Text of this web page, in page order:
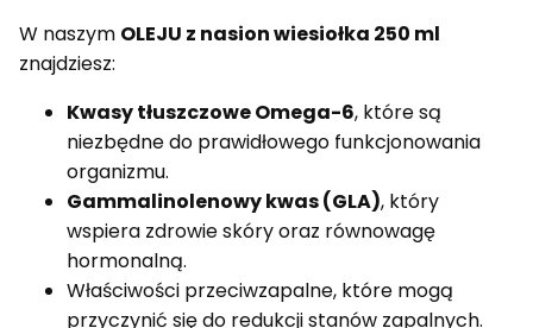
W naszym OLEJU z nasion wiesiołka 250 ml
znajdziesz:
Kwasy tłuszczowe Omega-6, które są
niezbędne do prawidłowego funkcjonowania
organizmu.
Gammalinolenowy kwas (GLA), który
wspiera zdrowie skóry oraz równowagę
hormonalną.
Właściwości przeciwzapalne, które mogą
przyczynić się do redukcji stanów zapalnych.